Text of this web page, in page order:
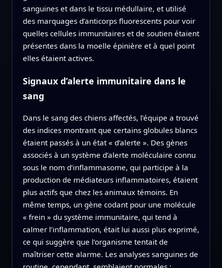
sanguines et dans le tissu médullaire, et utilisé
des marquages d’anticorps fluorescents pour voir
quelles cellules immunitaires et de soutien étaient
présentes dans la moelle épinière et à quel point
elles étaient actives.
Signaux d’alerte immunitaire dans le
sang
Dans le sang des chiens affectés, l’équipe a trouvé
des indices montrant que certains globules blancs
étaient passés à un état « d’alerte ». Des gènes
associés à un système d’alerte moléculaire connu
sous le nom d’inflammasome, qui participe à la
production de médiateurs inflammatoires, étaient
plus actifs que chez les animaux témoins. En
même temps, un gène codant pour une molécule
« frein » du système immunitaire, qui tend à
calmer l’inflammation, était lui aussi plus exprimé,
ce qui suggère que l’organisme tentait de
maîtriser cette alarme. Les analyses sanguines de